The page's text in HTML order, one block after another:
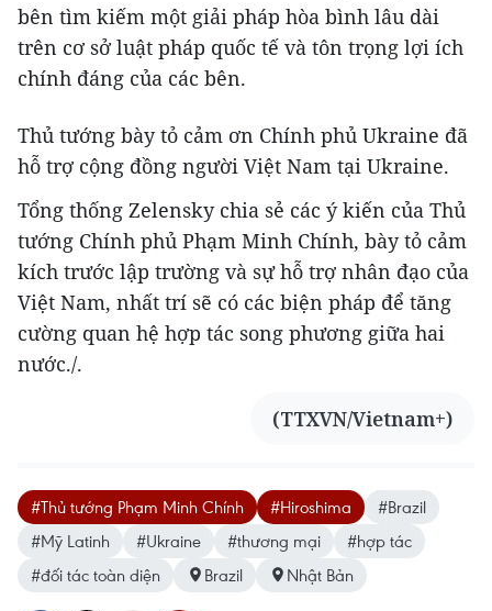
bên tìm kiếm một giải pháp hòa bình lâu dài
trên cơ sở luật pháp quốc tế và tôn trọng lợi ích
chính đáng của các bên.
Thủ tướng bày tỏ cảm ơn Chính phủ Ukraine đã
hỗ trợ cộng đồng người Việt Nam tại Ukraine.
Tổng thống Zelensky chia sẻ các ý kiến của Thủ
tướng Chính phủ Phạm Minh Chính, bày tỏ cảm
kích trước lập trường và sự hỗ trợ nhân đạo của
Việt Nam, nhất trí sẽ có các biện pháp để tăng
cường quan hệ hợp tác song phương giữa hai
nước./.
(TTXVN/Vietnam+)
#Thủ tướng Phạm Minh Chính #Hiroshima
#Brazil
#Mỹ Latinh
#Ukraine #thương mại
#hợp tác
#đối tác toàn diện
Brazil Nhật Bản